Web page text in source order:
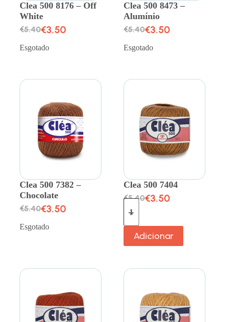
Clea 500 8176 – Off
White
€5.40€3.50
Esgotado
Clea 500 8473 –
Alumínio
€5.40€3.50
Esgotado
Clea 500 7382 –
Chocolate
€5.40€3.50
Esgotado
Clea 500 7404
€5.40€3.50
Adicionar